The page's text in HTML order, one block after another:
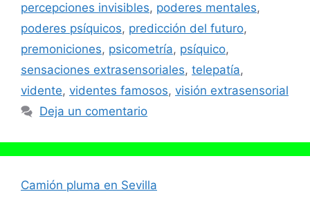
percepciones invisibles, poderes mentales,
poderes psíquicos, predicción del futuro,
premoniciones, psicometría, psíquico,
sensaciones extrasensoriales, telepatía,
vidente, videntes famosos, visión extrasensorial
Deja un comentario
Camión pluma en Sevilla